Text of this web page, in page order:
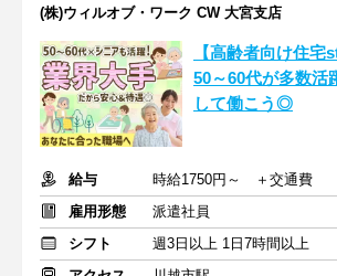
(株)ウィルオブ・ワーク CW 大宮支店
【高齢者向け住宅
50～60代が多数活
して働こう◎
給与
時給1750円～ ＋交通費
雇用形態
派遣社員
シフト
週3日以上 1日7時間以上